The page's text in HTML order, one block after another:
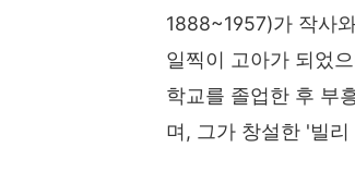
1888~1957)가 작사
일찍이 고아가 되었
학교를 졸업한 후 부
며, 그가 창설한 '빌